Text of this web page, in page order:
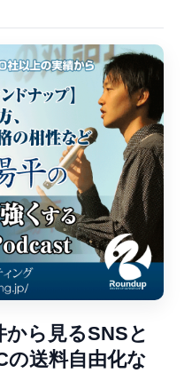
から見るSNSと
の送料自由化な